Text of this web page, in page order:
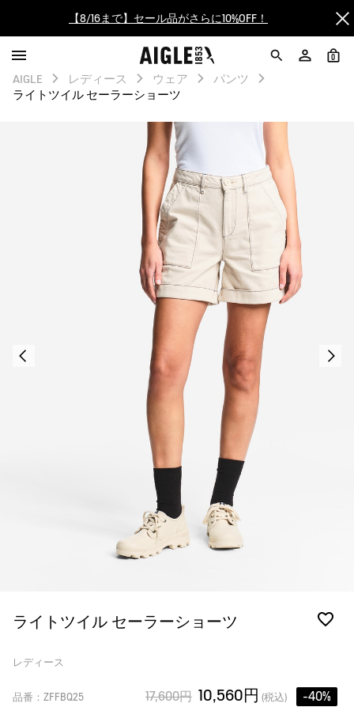
【8/16まで】セール品がさらに10%OFF！
【最大50%OFF】FINAL SALEがスタート！
ログイン/会員登録で送料＆返品無料
AIGLE CLUB ポイントサービス終了のお知らせ
【8/16まで】セール品がさらに10%OFF！
【最大50%OFF】FINAL SALEがスタート！
ログイン/会員登録で送料＆返品無料
AIGLE CLUB ポイントサービス終了のお知らせ
0
AIGLE レディース ウェア
パンツ
ライトツイル セーラーショーツ
ライトツイル セーラーショーツ
レディース
品番：ZFFBQ25 17,600円 10,560円 (税込) -40%